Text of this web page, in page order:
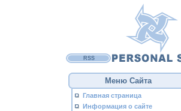
RSS
Меню Сайта
Главная страница
Информация о сайте